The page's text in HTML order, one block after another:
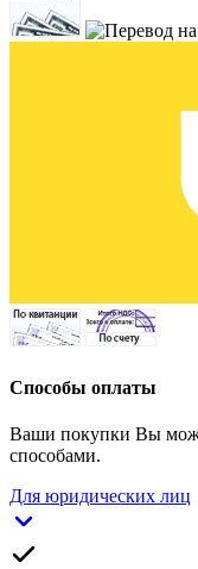
Способы оплаты
Ваши покупки Вы
способами.
Для юридических лиц